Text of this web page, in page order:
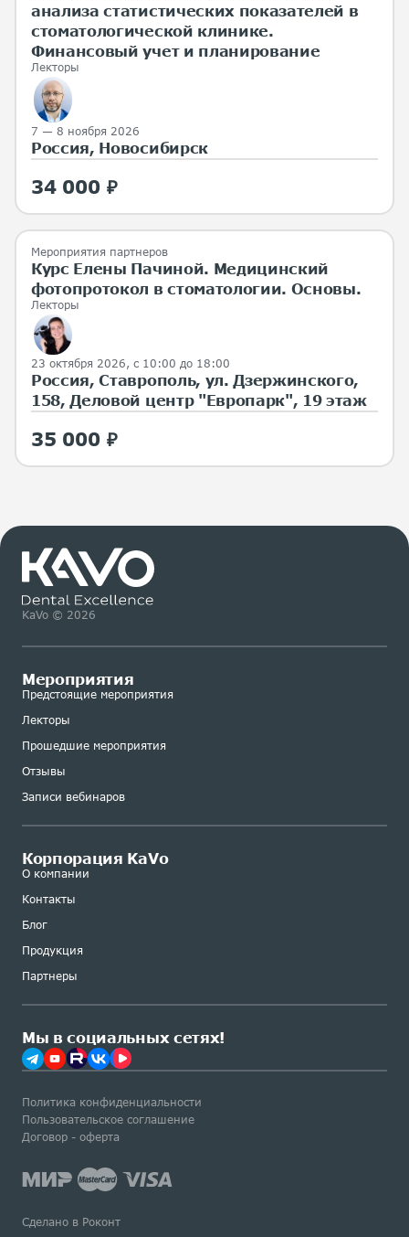
анализа статистических показателей в
стоматологической клинике.
Финансовый учет и планирование
Лекторы
7 — 8 ноября 2026
Россия, Новосибирск
34 000 ₽
Мероприятия партнеров
Курс Елены Пачиной. Медицинский
фотопротокол в стоматологии. Основы.
Лекторы
23 октября 2026, с 10:00 до 18:00
Россия, Ставрополь, ул. Дзержинского,
158, Деловой центр "Европарк", 19 этаж
35 000 ₽
KaVo © 2026
Мероприятия
Предстоящие мероприятия
Лекторы
Прошедшие мероприятия
Отзывы
Записи вебинаров
Корпорация KaVo
О компании
Контакты
Блог
Продукция
Партнеры
Мы в социальных сетях!
Политика конфиденциальности
Пользовательское соглашение
Договор - оферта
Сделано в Роконт